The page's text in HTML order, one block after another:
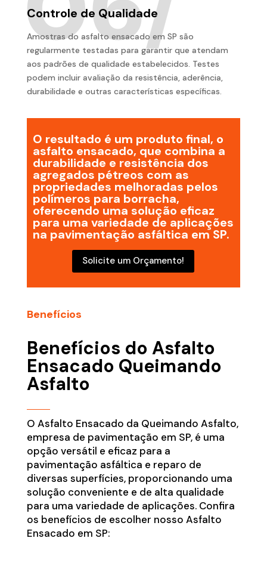
Controle de Qualidade
Amostras do asfalto ensacado em SP são
regularmente testadas para garantir que atendam
aos padrões de qualidade estabelecidos. Testes
podem incluir avaliação da resistência, aderência,
durabilidade e outras características específicas.
O resultado é um produto final, o
asfalto ensacado, que combina a
durabilidade e resistência dos
agregados pétreos com as
propriedades melhoradas pelos
polímeros para borracha,
oferecendo uma solução eficaz
para uma variedade de aplicações
na pavimentação asfáltica em SP.
Solicite um Orçamento!
Benefícios
Benefícios do Asfalto
Ensacado Queimando
Asfalto
O Asfalto Ensacado da Queimando Asfalto,
empresa de pavimentação em SP, é uma
opção versátil e eficaz para a
pavimentação asfáltica e reparo de
diversas superfícies, proporcionando uma
solução conveniente e de alta qualidade
para uma variedade de aplicações. Confira
os benefícios de escolher nosso Asfalto
Ensacado em SP: